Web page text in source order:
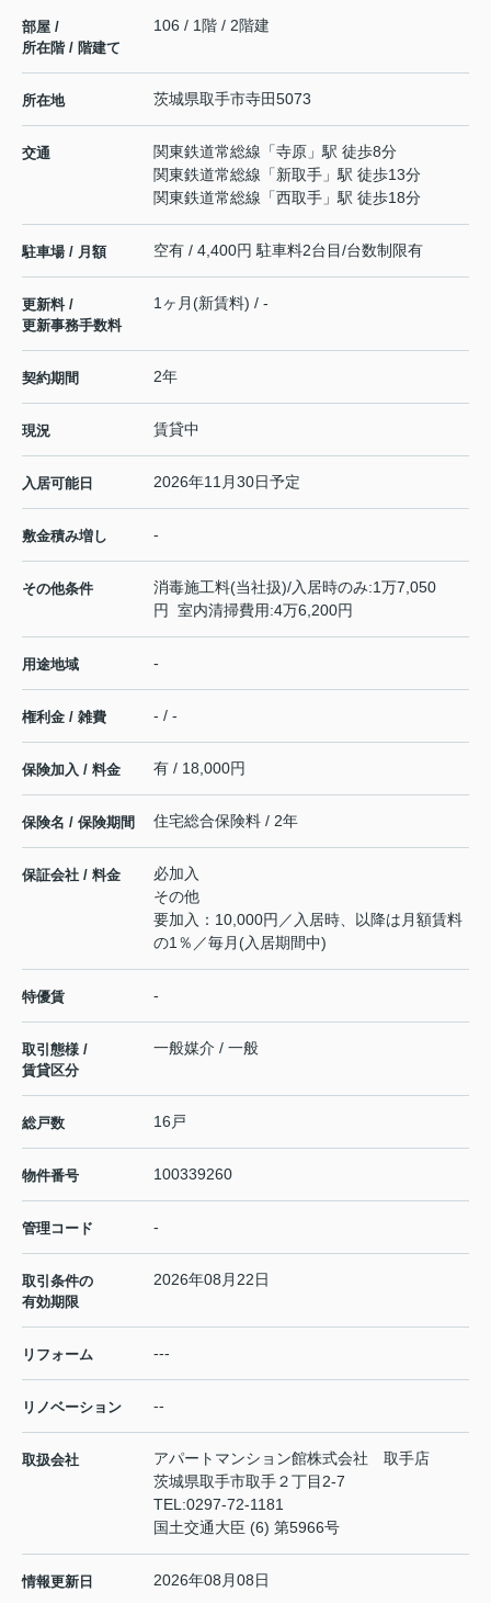
部屋 /
所在階 / 階建て
106 / 1階 / 2階建
所在地 茨城県取手市寺田5073
交通 関東鉄道常総線 「寺原 」駅 徒歩8分
関東鉄道常総線 「新取手 」駅 徒歩13分
関東鉄道常総線 「西取手 」駅 徒歩18分
駐車場 / 月額 空有 / 4,400円 駐車料2台目/台数制限有
更新料 /
更新事務手数料
1ヶ月(新賃料) / -
契約期間 2年
現況 賃貸中
入居可能日 2026年11月30日予定
敷金積み増し -
その他条件
消毒施工料(当社扱)/入居時のみ:1万7,050
円 室内清掃費用:4万6,200円
用途地域 -
権利金 / 雑費 - / -
保険加入 / 料金 有 / 18,000円
保険名 / 保険期間 住宅総合保険料 / 2年
保証会社 / 料金
必加入
その他
要加入：10,000円／入居時、以降は月額賃料
の1％／毎月(入居期間中)
特優賃 -
取引態様 /
賃貸区分
一般媒介 / 一般
総戸数 16戸
物件番号 100339260
管理コード -
取引条件の
有効期限
2026年08月22日
リフォーム ---
リノベーション --
取扱会社
アパートマンション館株式会社 取手店
茨城県取手市取手２丁目2-7
TEL:0297-72-1181
国土交通大臣 (6) 第5966号
情報更新日 2026年08月08日